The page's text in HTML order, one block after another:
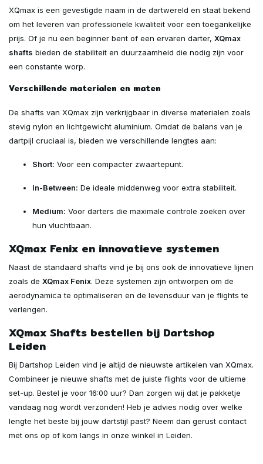
XQmax is een gevestigde naam in de dartwereld en staat bekend
om het leveren van professionele kwaliteit voor een toegankelijke
prijs. Of je nu een beginner bent of een ervaren darter, XQmax
shafts bieden de stabiliteit en duurzaamheid die nodig zijn voor
een constante worp.
Verschillende materialen en maten
De shafts van XQmax zijn verkrijgbaar in diverse materialen zoals
stevig nylon en lichtgewicht aluminium. Omdat de balans van je
dartpijl cruciaal is, bieden we verschillende lengtes aan:
Short: Voor een compacter zwaartepunt.
In-Between: De ideale middenweg voor extra stabiliteit.
Medium: Voor darters die maximale controle zoeken over
hun vluchtbaan.
XQmax Fenix en innovatieve systemen
Naast de standaard shafts vind je bij ons ook de innovatieve lijnen
zoals de XQmax Fenix. Deze systemen zijn ontworpen om de
aerodynamica te optimaliseren en de levensduur van je flights te
verlengen.
XQmax Shafts bestellen bij Dartshop
Leiden
Bij Dartshop Leiden vind je altijd de nieuwste artikelen van XQmax.
Combineer je nieuwe shafts met de juiste flights voor de ultieme
set-up. Bestel je voor 16:00 uur? Dan zorgen wij dat je pakketje
vandaag nog wordt verzonden! Heb je advies nodig over welke
lengte het beste bij jouw dartstijl past? Neem dan gerust contact
met ons op of kom langs in onze winkel in Leiden.